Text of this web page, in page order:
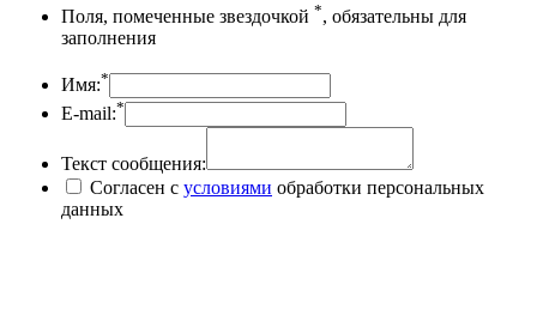
Поля, помеченные звездочкой *, обязательны для
заполнения
Имя:*
E-mail:*
Текст сообщения:
Согласен с условиями обработки персональных
данных